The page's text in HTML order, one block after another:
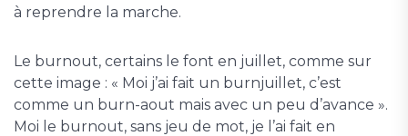
à reprendre la marche.
Le burnout, certains le font en juillet, comme sur
cette image : « Moi j’ai fait un burnjuillet, c’est
comme un burn-aout mais avec un peu d’avance ».
Moi le burnout, sans jeu de mot, je l’ai fait en